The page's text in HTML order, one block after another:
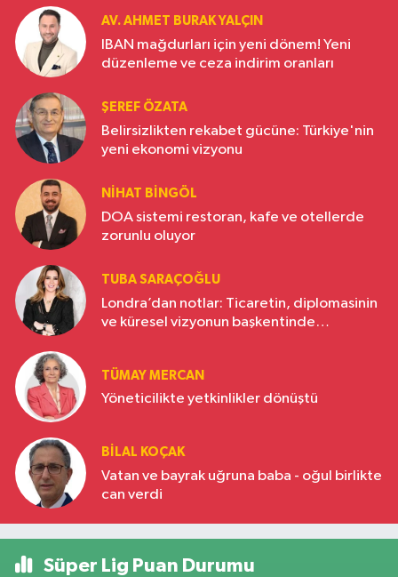
AV. AHMET BURAK YALÇIN
IBAN mağdurları için yeni dönem! Yeni
düzenleme ve ceza indirim oranları
ŞEREF ÖZATA
Belirsizlikten rekabet gücüne: Türkiye'nin
yeni ekonomi vizyonu
NIHAT BINGÖL
DOA sistemi restoran, kafe ve otellerde
zorunlu oluyor
TUBA SARAÇOĞLU
Londra’dan notlar: Ticaretin, diplomasinin
ve küresel vizyonun başkentinde
TÜMAY MERCAN
Yöneticilikte yetkinlikler dönüştü
BILAL KOÇAK
Vatan ve bayrak uğruna baba - oğul birlikte
can verdi
Süper Lig Puan Durumu